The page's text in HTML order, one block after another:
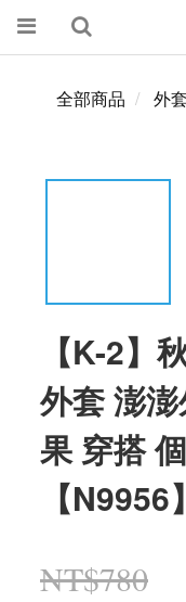
全部商品 外
【K-2】
外套 澎
果 穿搭
【N9956】
NT$780